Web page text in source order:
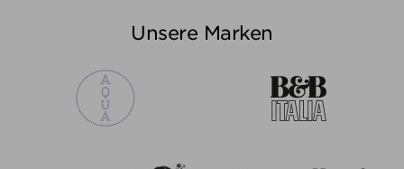
Unsere Marken